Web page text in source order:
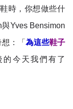
時，你想做些什
Yves Bensimon
：「 為這些鞋子
的今天我們有了